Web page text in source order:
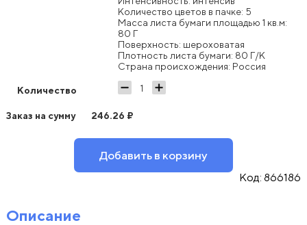
Количество цветов в пачке: 5
Масса листа бумаги площадью 1 кв.м:
80 Г
Поверхность: шероховатая
Плотность листа бумаги: 80 Г/К
Страна происхождения: Россия
Количество
Заказ на сумму 246.26 ₽
Добавить в корзину
Код: 866186
Описание